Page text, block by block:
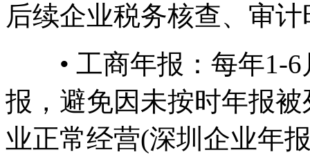
后续企业税务核查、审
• 工商年报：每年1-6
报，避免因未按时年报
业正常经营(深圳企业年